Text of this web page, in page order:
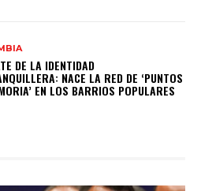
DE LA IDENTIDAD
NACE LA RED DE ‘PUNTOS
EN LOS BARRIOS POPULARES